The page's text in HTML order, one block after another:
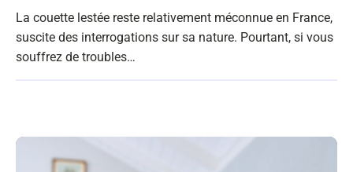
La couette lestée reste relativement méconnue en France,
suscite des interrogations sur sa nature. Pourtant, si vous
souffrez de troubles…